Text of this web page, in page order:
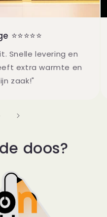
Snelle levering en
extra warmte en
zaak!"
doos?